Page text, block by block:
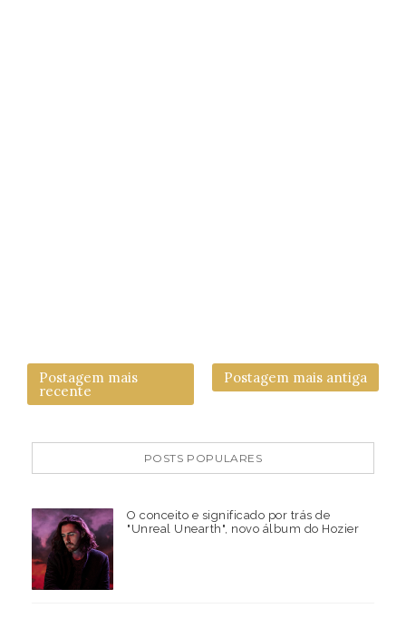
Postagem mais
recente
Postagem mais antiga
POSTS POPULARES
O conceito e significado por trás de
"Unreal Unearth", novo álbum do Hozier